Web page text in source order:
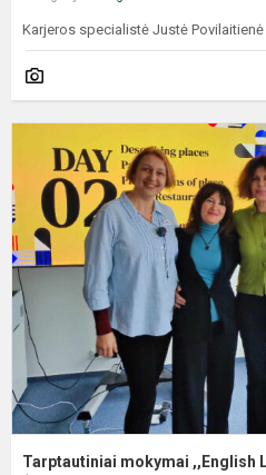
Karjeros specialistė Justė Povilaitienė
Tarptautiniai mokymai ,,English